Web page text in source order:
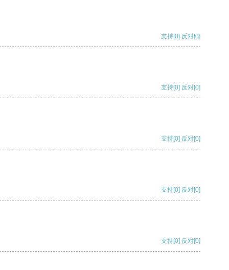
支持[0] 反对[0]
支持[0] 反对[0]
支持[0] 反对[0]
支持[0] 反对[0]
支持[0] 反对[0]